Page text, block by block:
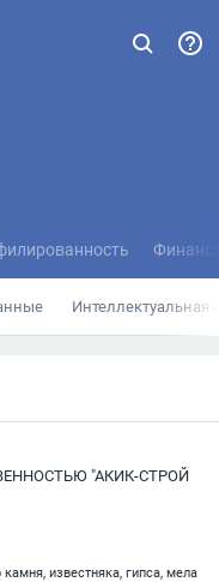
Интеллектуальная
"АКИК-СТРОЙ
известняка, гипса, мела